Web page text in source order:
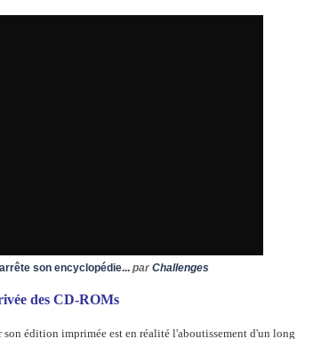
son encyclopédie... par Challenges
des CD-ROMs
édition imprimée est en réalité l'aboutissement d'un long